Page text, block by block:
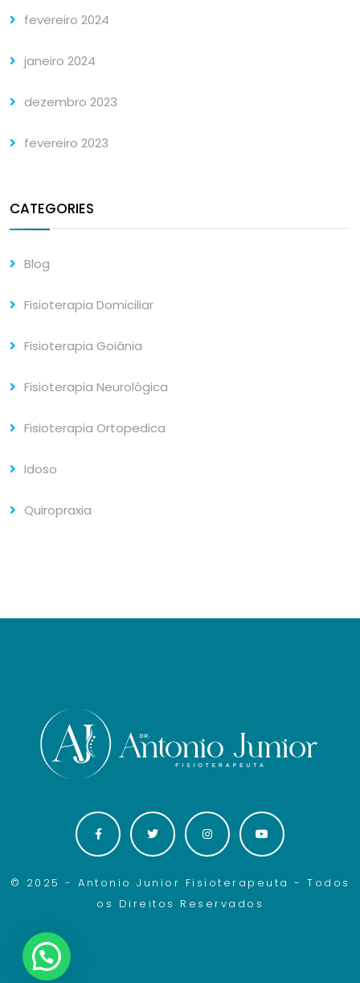
fevereiro 2024
janeiro 2024
dezembro 2023
fevereiro 2023
CATEGORIES
Blog
Fisioterapia Domiciliar
Fisioterapia Goiânia
Fisioterapia Neurológica
Fisioterapia Ortopedica
Idoso
Quiropraxia
© 2025 - Antonio Junior Fisioterapeuta - Todos
os Direitos Reservados